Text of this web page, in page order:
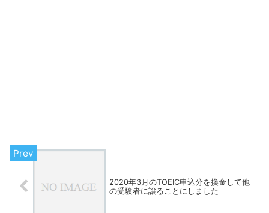
2020年3月のTOEIC申込分を換金して他
の受験者に譲ることにしました